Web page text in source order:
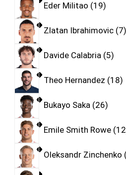
Eder Militao 19
Zlatan Ibrahimovic 7
Davide Calabria 5
Theo Hernandez 18
Bukayo Saka 26
Emile Smith Rowe 12
Oleksandr Zinchenko